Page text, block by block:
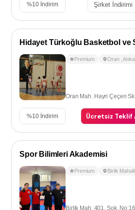
%10 İndirim Şirket İndirimi
Hidayet Türkoğlu Basketbol ve
Premium Oran ,
Oran Mah. Hayri Çeçen
%10 İndirim Ücretsiz Teklif
Spor Bilimleri Akademisi
Premium Birlik
Birlik Mah. 401. Sok.